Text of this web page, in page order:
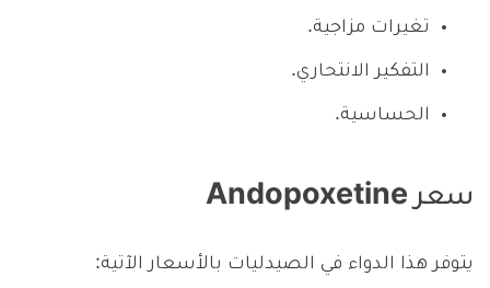
تغيرات مزاجية.
التفكير الانتحاري.
الحساسية.
سعر Andopoxetine
يتوفر هذا الدواء في الصيدليات بالأسعار الآتية: